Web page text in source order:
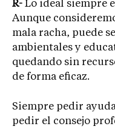
R- Lo ideal siempre
Aunque
mala racha, puede
ambientales y
quedando sin
de forma eficaz.
Siempre pedir
pedir el consejo